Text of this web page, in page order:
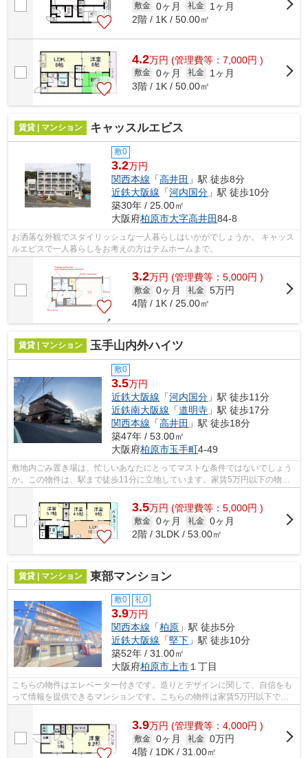
敷金 0ヶ月 礼金
1ヶ月
2階 / 1K / 50.00㎡
4.2万円 (管理費等：7,000円 )
敷金 0ヶ月 礼金
1ヶ月
3階 / 1K / 50.00㎡
賃貸 | マンション キャッスルエビス
敷0
3.2万円
関西本線 「高井田 」駅 徒歩8分
近鉄大阪線 「河内国分 」駅 徒歩10分
築30年 / 25.00㎡
大阪府柏原市大字高井田84-8
お洒落な外観でスタイリッシュな一人暮らしはいかがでしょうか。 キャッス
ルエビスで一人暮らしをお考えの方はテムホームまで。
3.2万円 (管理費等：5,000円 )
敷金 0ヶ月 礼金 5万円
4階 / 1K / 25.00㎡
賃貸 | マンション 玉手山内外ハイツ
敷0
3.5万円
近鉄大阪線 「河内国分 」駅 徒歩11分
近鉄南大阪線 「道明寺 」駅 徒歩17分
関西本線 「高井田 」駅 徒歩18分
築47年 / 53.00㎡
大阪府柏原市玉手町4-49
敷地内ごみ置き場は、忙しいあなたにとってマストな条件ではないでしょう
か。この物件は、駅まで徒歩11分に立地しています。家賃5万円以下の物件
です。「玉手山内外ハイツ」のここがイ...
3.5万円 (管理費等：5,000円 )
敷金 0ヶ月 礼金 0ヶ月
2階 / 3LDK / 53.00㎡
賃貸 | マンション 東部マンション
敷0 礼0
3.9万円
関西本線 「柏原 」駅 徒歩5分
近鉄大阪線 「堅下 」駅 徒歩10分
築52年 / 31.00㎡
大阪府柏原市上市１丁目
こちらの物件はエレベーター付きです。造りとデザインに関して、自信をも
って情報を提供できるマンションです。こちらの物件は家賃5万円以下でご
3.9万円 (管理費等：4,000円 )
敷金 0ヶ月 礼金 0万円
4階 / 1DK / 31.00㎡